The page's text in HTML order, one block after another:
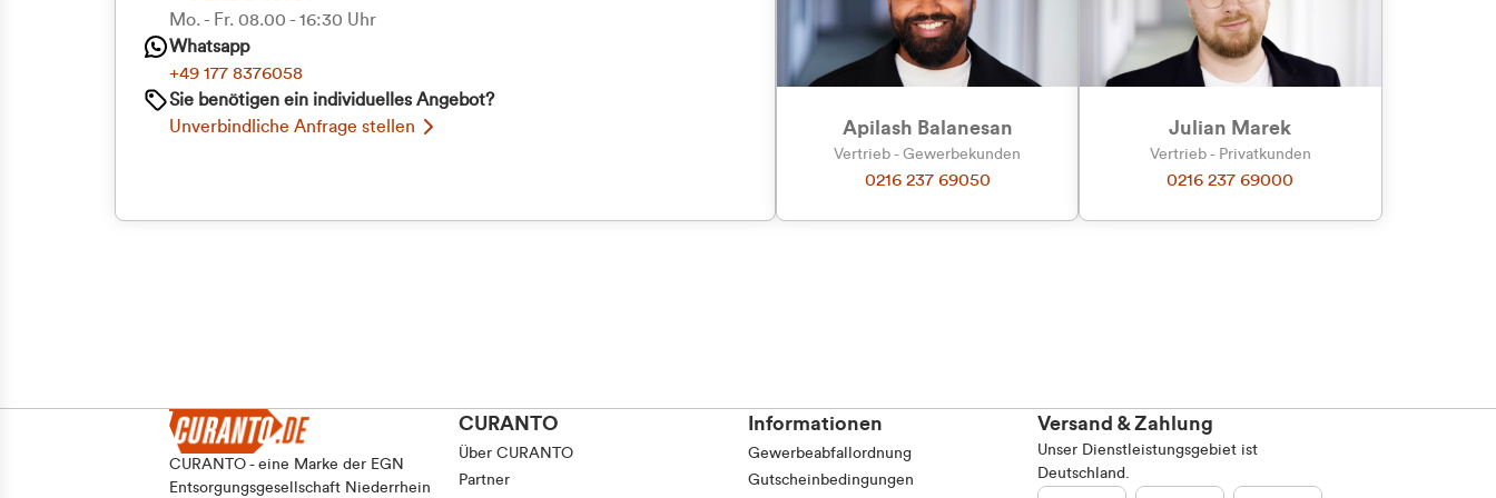
Einwilligungsauswahl
Statistiken Marketing
Mo. - Fr. 08.00 - 16:30 Uhr
Whatsapp
+49 177 8376058
Sie benötigen ein individuelles Angebot?
Unverbindliche Anfrage stellen
Apilash Balanesan
Vertrieb - Gewerbekunden
0216 237 69050
Julian Marek
Vertrieb - Privatkunden
0216 237 69000
CURANTO - eine Marke der EGN
Entsorgungsgesellschaft Niederrhein
CURANTO
Über CURANTO
Partner
Informationen
Gewerbeabfallordnung
Gutscheinbedingungen
Versand & Zahlung
Unser Dienstleistungsgebiet ist
Deutschland.